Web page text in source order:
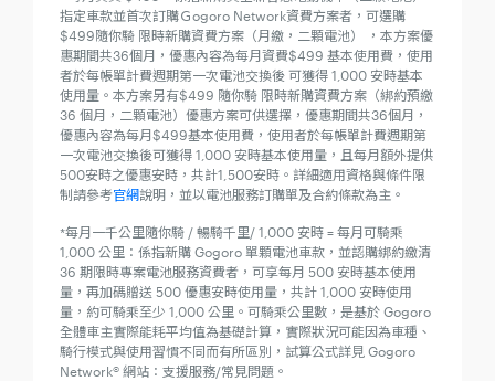
指定車款並首次訂購Ｇogoro Network資費方案者，可選購
$499隨你騎 限時新購資費方案（月繳，二顆電池） ，本方案優
惠期間共36個月，優惠內容為每月資費$499 基本使用費，使用
者於每帳單計費週期第一次電池交換後 可獲得 1,000 安時基本
使用量。本方案另有$499 隨你騎 限時新購資費方案（綁約預繳
36 個月，二顆電池）優惠方案可供選擇，優惠期間共36個月，
優惠內容為每月$499基本使用費，使用者於每帳單計費週期第
一次電池交換後可獲得 1,000 安時基本使用量，且每月額外提供
500安時之優惠安時，共計1,500安時。詳細適用資格與條件限
制請參考官網說明，並以電池服務訂購單及合約條款為主。
*每月一千公里隨你騎 / 暢騎千里/ 1,000 安時 = 每月可騎乘
1,000 公里：係指新購 Gogoro 單顆電池車款，並認購綁約繳清
36 期限時專案電池服務資費者，可享每月 500 安時基本使用
量，再加碼贈送 500 優惠安時使用量，共計 1,000 安時使用
量，約可騎乘至少 1,000 公里。可騎乘公里數，是基於 Gogoro
全體車主實際能耗平均值為基礎計算，實際狀況可能因為車種、
騎行模式與使用習慣不同而有所區別，試算公式詳見 Gogoro
Network® 網站：支援服務/常見問題。